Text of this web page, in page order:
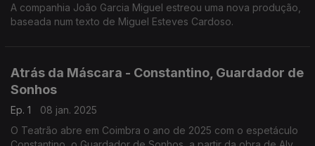
A companhia João Garcia Miguel estreou uma nova produção,
baseada num texto de Miguel Esteves Cardoso.
Atrás da Máscara - Constantino, Guardador de
Sonhos
Ep. 1
08 jan. 2025
O Teatrão abre em Coimbra o ano de 2025 com o espetáculo